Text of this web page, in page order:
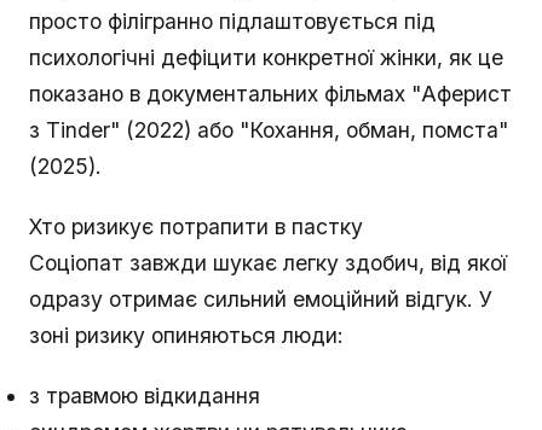
просто філігранно підлаштовується під
психологічні дефіцити конкретної жінки, як це
показано в документальних фільмах "Аферист
з Tinder" (2022) або "Кохання, обман, помста"
(2025).
Хто ризикує потрапити в пастку
Соціопат завжди шукає легку здобич, від якої
одразу отримає сильний емоційний відгук. У
зоні ризику опиняються люди:
з травмою відкидання